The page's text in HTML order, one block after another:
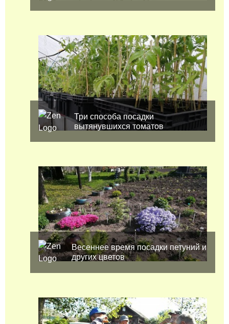
Три способа посадки
вытянувшихся томатов
Весеннее время посадки петуний и
других цветов